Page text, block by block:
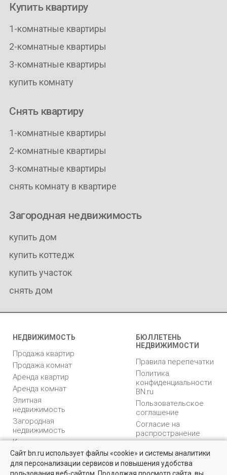
Купить квартиру
1-комнатные квартиры
2-комнатные квартиры
3-комнатные квартиры
купить комнату
Снять квартиру
1-комнатные квартиры
2-комнатные квартиры
3-комнатные квартиры
снять комнату в квартире
Загородная недвижимость
купить дом
купить коттедж
купить участок
снять дом
НЕДВИЖИМОСТЬ
Продажа квартир
Продажа комнат
Аренда квартир
Аренда комнат
Элитная
недвижимость
Загородная
недвижимость
Коммерческая
недвижимость
БЮЛЛЕТЕНЬ
НЕДВИЖИМОСТИ
Правила перепечатки
Политика
конфиденциальности
BN.ru
Пользовательское
соглашение
Согласие на
распространение
персональных данных
Карта сайта
Медийная реклама
Сайт bn.ru использует файлы «cookie» и системы аналитики
для персонализации сервисов и повышения удобства